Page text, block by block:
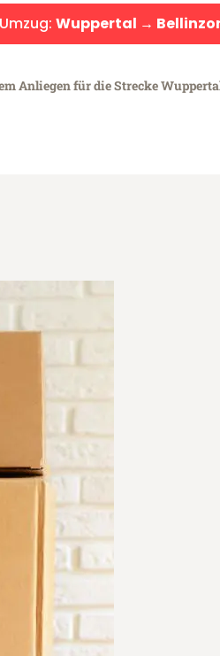
Umzug: Wuppertal →
Anliegen für die Strecke